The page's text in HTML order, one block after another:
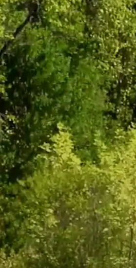
[newyear_garland]